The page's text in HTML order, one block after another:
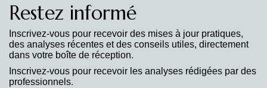
Restez informé
Inscrivez-vous pour recevoir des mises à jour pratiques,
des analyses récentes et des conseils utiles, directement
dans votre boîte de réception.
Inscrivez-vous pour recevoir les analyses rédigées par des
professionnels.